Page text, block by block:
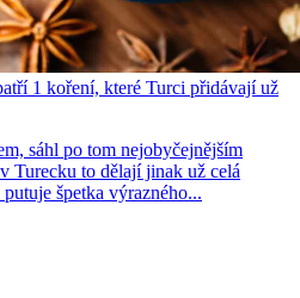
1 koření, které Turci přidávají už
sáhl po tom nejobyčejnějším
Turecku to dělají jinak už celá
špetka výrazného...